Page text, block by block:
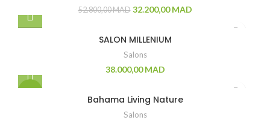
52.800,00MAD 32.200,00MAD
SALON MILLENIUM
Salons
38.000,00MAD
Bahama Living Nature
Salons